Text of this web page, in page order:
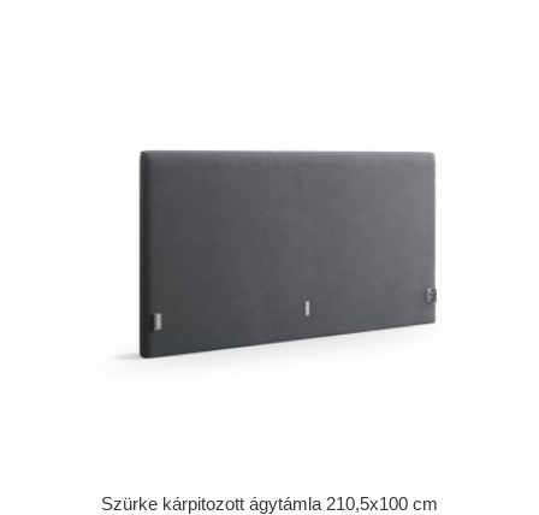
Szürke kárpitozott ágytámla 210,5x100 cm